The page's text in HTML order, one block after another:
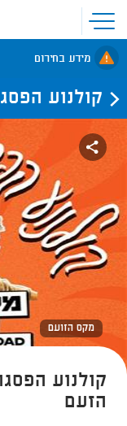
פתיחת
תפריט
אתר
מידע בחירום
קולנוע
מקס הזועם
קולנוע
הזעם